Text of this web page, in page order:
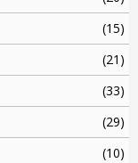
(15)
(21)
(33)
(29)
(10)